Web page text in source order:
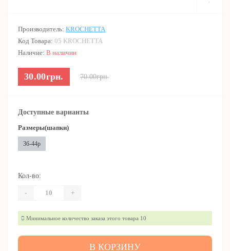
Производитель: KROCHETTA
Код Товара: 05 KROCHETTA
Наличие: В наличии
30.00грн. 70.00грн.
Доступные варианты
Размеры(шапки)
36-44р
Кол-во:
- +
Минимальное количество заказа этого товара 10
В КОРЗИНУ